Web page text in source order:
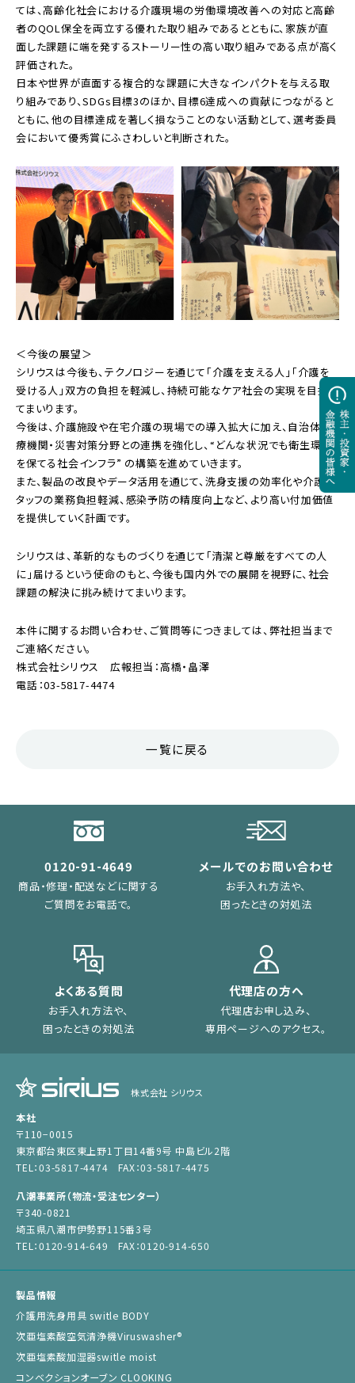
ては、高齢化社会における介護現場の労働環境改善への対応と高齢
者のQOL保全を両立する優れた取り組みであるとともに、家族が直
面した課題に端を発するストーリー性の高い取り組みである点が高く
評価された。
日本や世界が直面する複合的な課題に大きなインパクトを与える取
り組みであり、SDGs目標3のほか、目標6達成への貢献につながると
ともに、他の目標達成を著しく損なうことのない活動として、選考委員
会において優秀賞にふさわしいと判断された。
＜今後の展望＞
シリウスは今後も、テクノロジーを通じて「介護を支える人」「介護を
受ける人」双方の負担を軽減し、持続可能なケア社会の実現を目指し
てまいります。
今後は、介護施設や在宅介護の現場での導入拡大に加え、自治体・医
療機関・災害対策分野との連携を強化し、“どんな状況でも衛生環境
を保てる社会インフラ” の構築を進めていきます。
また、製品の改良やデータ活用を通じて、洗身支援の効率化や介護ス
タッフの業務負担軽減、感染予防の精度向上など、より高い付加価値
を提供していく計画です。
シリウスは、革新的なものづくりを通じて「清潔と尊厳をすべての人
に」届けるという使命のもと、今後も国内外での展開を視野に、社会
課題の解決に挑み続けてまいります。
本件に関するお問い合わせ、ご質問等につきましては、弊社担当まで
ご連絡ください。
株式会社シリウス 広報担当：高橋・畠澤
電話：03-5817-4474
一覧に戻る
0120-91-4649
商品・修理・配送などに関する
ご質問をお電話で。
メールでのお問い合わせ
お手入れ方法や、
困ったときの対処法
よくある質問
お手入れ方法や、
困ったときの対処法
代理店の方へ
代理店お申し込み、
専用ページへのアクセス。
株式会社 シリウス
本社
〒110−0015
東京都台東区東上野1丁目14番9号 中島ビル2階
TEL：03-5817-4474 FAX：03-5817-4475
八潮事業所（物流・受注センター）
〒340-0821
埼玉県八潮市伊勢野115番3号
TEL：0120-914-649 FAX：0120-914-650
製品情報
介護用洗身用具 switle BODY
次亜塩素酸空気清浄機Viruswasher®︎
次亜塩素酸加湿器switle moist
コンベクションオーブン CLOOKING